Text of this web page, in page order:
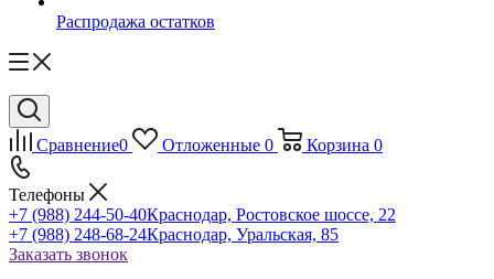
Распродажа остатков
Сравнение0 Отложенные 0 Корзина 0
Телефоны
+7 (988) 244-50-40Краснодар, Ростовское шоссе, 22
+7 (988) 248-68-24Краснодар, Уральская, 85
Заказать звонок